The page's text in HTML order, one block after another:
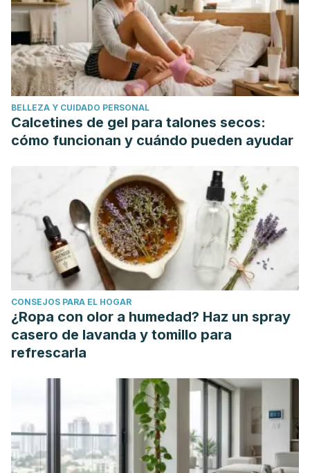
content/uploads/2013/04/Las-canas-en-realidad-son-
amarillas.pdf
Nishimura, E. K., Granter, S. R., & Fisher, D. E. (2005).
Mechanisms of hair graying: Incomplete melanocyte stem
cell maintenance in the niche. Science, 307(5710), 720–
724. https://doi.org/10.1126/science.1099593
Trüeb, R. M., & Tobin, D. J. (2010). Aging hair. Aging
Hair (pp. 1–270). Springer Berlin Heidelberg.
https://doi.org/10.1007/978-3-642-02636-2
BELLEZA Y CUIDADO PERSONAL
Calcetines de gel para talones secos:
cómo funcionan y cuándo pueden ayudar
CONSEJOS PARA EL HOGAR
¿Ropa con olor a humedad? Haz un spray
casero de lavanda y tomillo para
refrescarla